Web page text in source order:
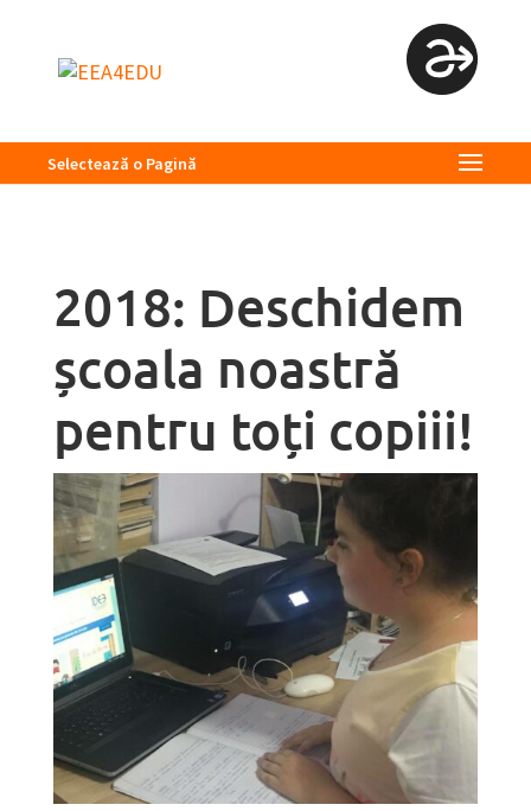
Selectează o Pagină
2018: Deschidem
școala noastră
pentru toți copiii!